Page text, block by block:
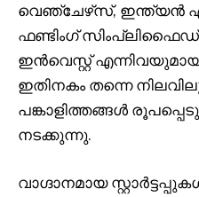
വെഞ്ചേഴ്‌സ്, ഇന്ത്യൻ
ഫണ്ടിംഗ്
ഇൻവെസ്റ്റ്
ഇതിനകം തന്നെ
പങ്കാളിത്തങ്ങൾ
നടക്കുന്നു.
വാഗ്ദാനമായ